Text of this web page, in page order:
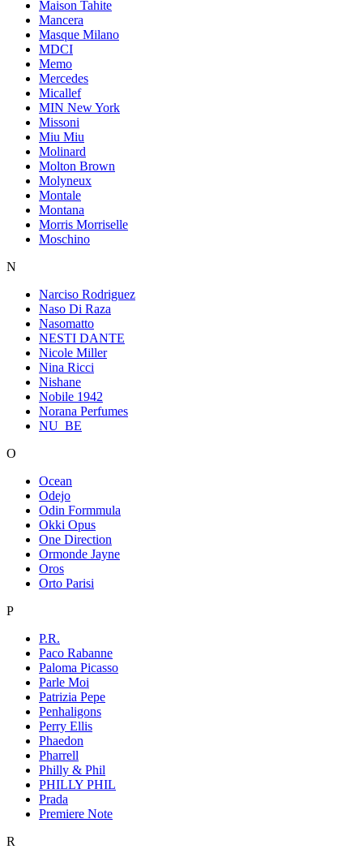
Maison Tahite
Mancera
Masque Milano
MDCI
Memo
Mercedes
Micallef
MIN New York
Missoni
Miu Miu
Molinard
Molton Brown
Molyneux
Montale
Montana
Morris Morriselle
Moschino
N
Narciso Rodriguez
Naso Di Raza
Nasomatto
NESTI DANTE
Nicole Miller
Nina Ricci
Nishane
Nobile 1942
Norana Perfumes
NU_BE
O
Ocean
Odejo
Odin Formmula
Okki Opus
One Direction
Ormonde Jayne
Oros
Orto Parisi
P
P.R.
Paco Rabanne
Paloma Picasso
Parle Moi
Patrizia Pepe
Penhaligons
Perry Ellis
Phaedon
Pharrell
Philly & Phil
PHILLY PHIL
Prada
Premiere Note
R